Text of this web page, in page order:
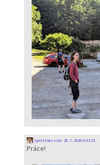
Společná cesta: 28. 7. 2026 9:13:23
Práce!